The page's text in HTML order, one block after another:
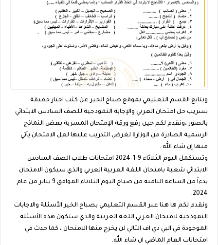
ويتابع القسم التعليمي بموقع صباح الخير عن كثب اخبار حقيقة
تسريب حل امتحان العربي والإجابة النموذجية للصف السادس الابتدائي
بالصور ،ونقدم لكم حين رفع ورقة الإمتحان المسربة بعض النماذج
الرسمية الصادرة من الوزارة لغرض التدريب عليها لعل الامتحان يأتي
منها إن شاء الله .
وتستكمل اليوم الثلاثاء 9-1-2024 امتحانات طلاب الصف السادس
الابتدائي شعبة بامتحان اللغة العربية العربي والذي سيكون الامتحان
بدءاً من الساعة الثامنة من صباح اليوم الثلاثاء الموافق 9 يناير من عام
2024.
ونقدم لكم ها هنا عبر القسم التعليمي بصباح الخير الأسئلة والاجابات
النموذجية لامتحان العربي اللغة العربية والذي ستكون هذه الأسئلة
الموجودة في البي دي اف التالي لن يخرج منها الامتحان ، كما حدث في
امتحانات العام الماضي ان شاء الله.